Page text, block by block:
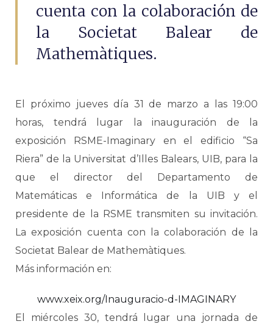
cuenta con la colaboración de
la Societat Balear de
Mathemàtiques.
El próximo jueves día 31 de marzo a las 19:00
horas, tendrá lugar la inauguración de la
exposición RSME-Imaginary en el edificio “Sa
Riera” de la Universitat d’Illes Balears, UIB, para la
que el director del Departamento de
Matemáticas e Informática de la UIB y el
presidente de la RSME transmiten su invitación.
La exposición cuenta con la colaboración de la
Societat Balear de Mathemàtiques.
Más información en:
www.xeix.org/Inauguracio-d-IMAGINARY
El miércoles 30, tendrá lugar una jornada de